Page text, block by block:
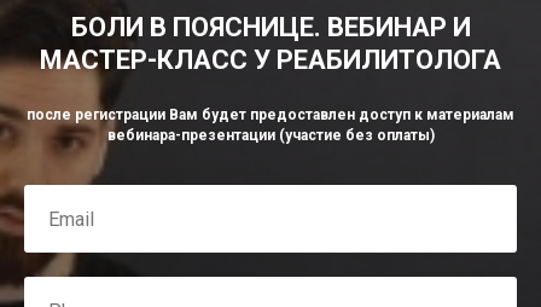
БОЛИ В ПОЯСНИЦЕ. ВЕБИНАР И
МАСТЕР-КЛАСС У РЕАБИЛИТОЛОГА
после регистрации Вам будет предоставлен доступ к материалам
вебинара-презентации (участие без оплаты)